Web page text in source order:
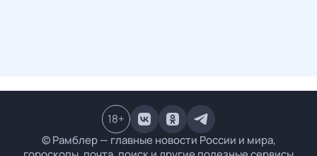
© Рамблер — главные новости России и мира,
18+